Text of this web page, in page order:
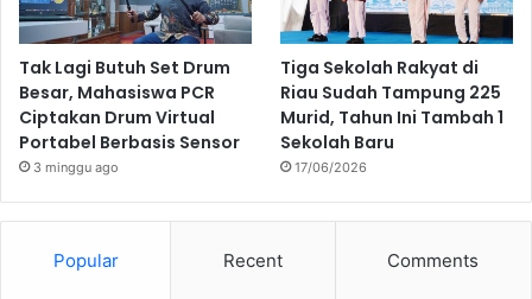
Tak Lagi Butuh Set Drum
Besar, Mahasiswa PCR
Ciptakan Drum Virtual
Portabel Berbasis Sensor
3 minggu ago
Tiga Sekolah Rakyat di
Riau Sudah Tampung 225
Murid, Tahun Ini Tambah 1
Sekolah Baru
17/06/2026
Popular Recent Comments